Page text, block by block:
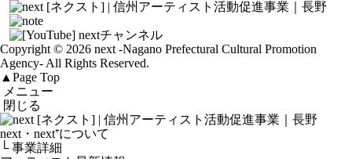
Copyright © 2026 next -Nagano Prefectural Cultural Promotion
Agency- All Rights Reserved.
▲ Page Top
メニュー
閉じる
next・next⁺について
└ 事業詳細